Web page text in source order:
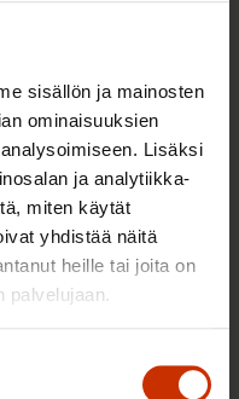
sisällön ja mainosten
ominaisuuksien
Lisäksi
ja analytiikka-
miten käytät
yhdistää näitä
heille tai joita on
palvelujaan.
työyhteisöön.
Vaikeissa
ruuhkahuiput
tartutaan,
käytäntöön. Näillä
rahaa ei tuhlata
osoittanut, että